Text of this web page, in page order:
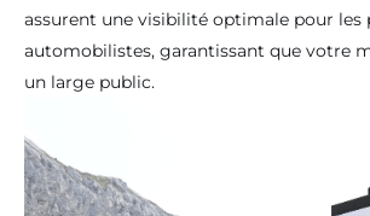
assurent une visibilité optimale pour les
automobilistes, garantissant que votre
un large public.